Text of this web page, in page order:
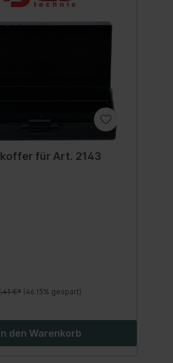
für Art. 2143
€* (46.15% gespart)
den Warenkorb